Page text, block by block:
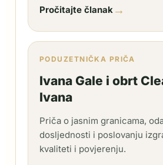
Pročitajte članak →
PODUZETNIČKA PRIČA
Ivana Gale i obrt
Ivana
Priča o jasnim granicama,
dosljednosti i poslovanju
kvaliteti i povjerenju.